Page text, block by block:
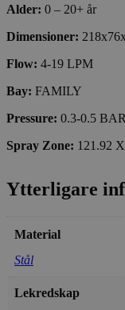
Alder: 0 – 20+ år
Dimensioner:
Flow: 4-19 LPM
Bay: FAMILY
Pressure: 0.3-0.5 BAR
Spray Zone: 121.92
Ytterligare
Material
Stål
Lekredskap